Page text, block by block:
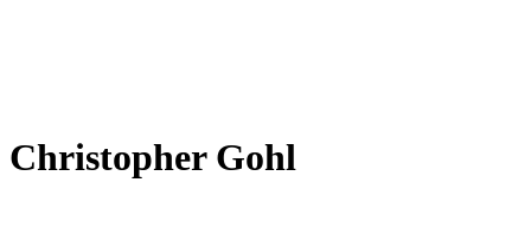
Christopher Gohl